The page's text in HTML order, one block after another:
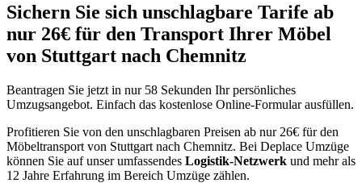
Sichern Sie sich unschlagbare Tarife ab
nur 26€ für den Transport Ihrer Möbel
von Stuttgart nach Chemnitz
Beantragen Sie jetzt in nur 58 Sekunden Ihr persönliches
Umzugsangebot. Einfach das kostenlose Online-Formular ausfüllen.
Profitieren Sie von den unschlagbaren Preisen ab nur 26€ für den
Möbeltransport von Stuttgart nach Chemnitz. Bei Deplace Umzüge
können Sie auf unser umfassendes Logistik-Netzwerk und mehr als
12 Jahre Erfahrung im Bereich Umzüge zählen.